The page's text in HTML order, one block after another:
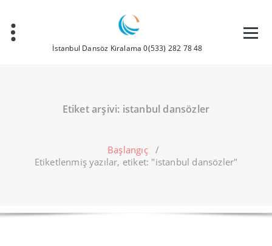
İstanbul Dansöz Kiralama 0(533) 282 78 48
Etiket arşivi: istanbul dansözler
Başlangıç/
Etiketlenmiş yazılar, etiket: "istanbul dansözler"